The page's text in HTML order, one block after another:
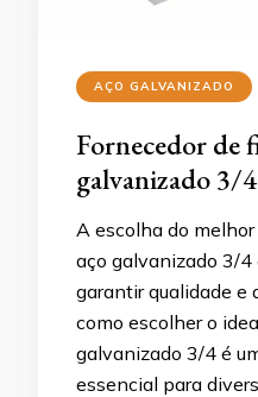
AÇO GALVANIZADO
Fornecedor de
galvanizado 3/
A escolha do
aço galvanizado 3/4
garantir qualidade e
como escolher o
galvanizado 3/4 é
essencial para